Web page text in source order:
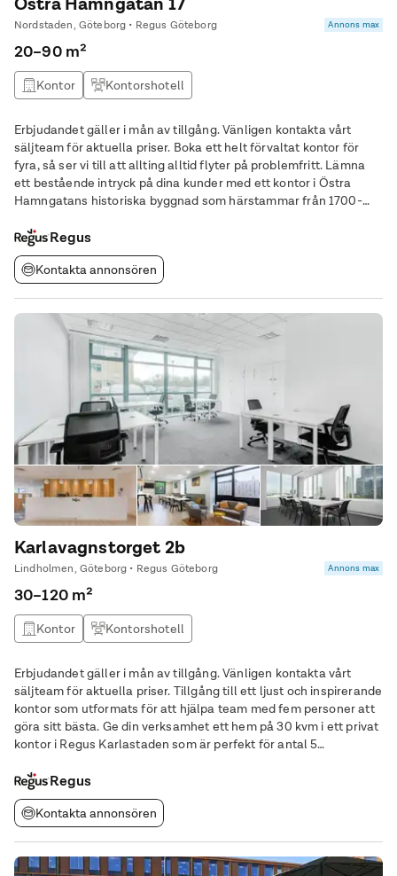
Nordstaden, Göteborg • Regus Göteborg Annons max
20–90 m²
Kontor Kontorshotell
Erbjudandet gäller i mån av tillgång. Vänligen kontakta vårt
säljteam för aktuella priser. Boka ett helt förvaltat kontor för
fyra, så ser vi till att allting alltid flyter på problemfritt. Lämna
ett bestående intryck på dina kunder med ett kontor i Östra
Hamngatans historiska byggnad som härstammar från 1700-
för att få ut det
Regus
Kontakta annonsören
Karlavagnstorget 2b
Lindholmen, Göteborg • Regus Göteborg Annons max
30–120 m²
Kontor Kontorshotell
Erbjudandet gäller i mån av tillgång. Vänligen kontakta vårt
säljteam för aktuella priser. Tillgång till ett ljust och inspirerande
kontor som utformats för att hjälpa team med fem personer att
göra sitt bästa. Ge din verksamhet ett hem på 30 kvm i ett privat
kontor i Regus Karlastaden som är perfekt för antal 5
hand om allt som angår
Regus
Kontakta annonsören